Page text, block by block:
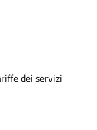
dei servizi